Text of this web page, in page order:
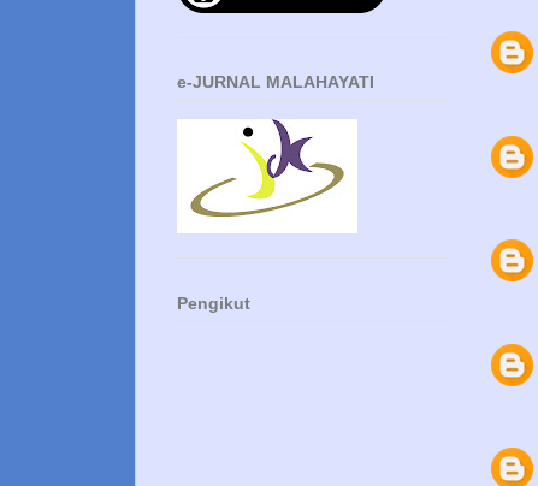
e-JURNAL MALAHAYATI
Pengikut